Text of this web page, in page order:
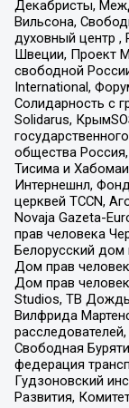
Декабристы,
Вильсона,
духовный центр ,
Швеции, Проект
свободной
International,
Солидарность с
Solidarus,
общества
Тисима и
Интернешнл,
церквей TCCN,
Novaja Gazeta-
прав человека
Белорусский дом
Дом прав
Дом прав
Studios, ТВ
Вилфрида
Свободная
федерация
Гудзоновский
Развития,